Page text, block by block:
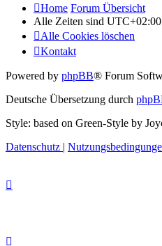
Home Forum Übersicht
Alle Zeiten sind UTC+02:00
Alle Cookies löschen
Kontakt
Powered by phpBB® Forum
Deutsche Übersetzung durch
Style: based on Green-Style by
Datenschutz |